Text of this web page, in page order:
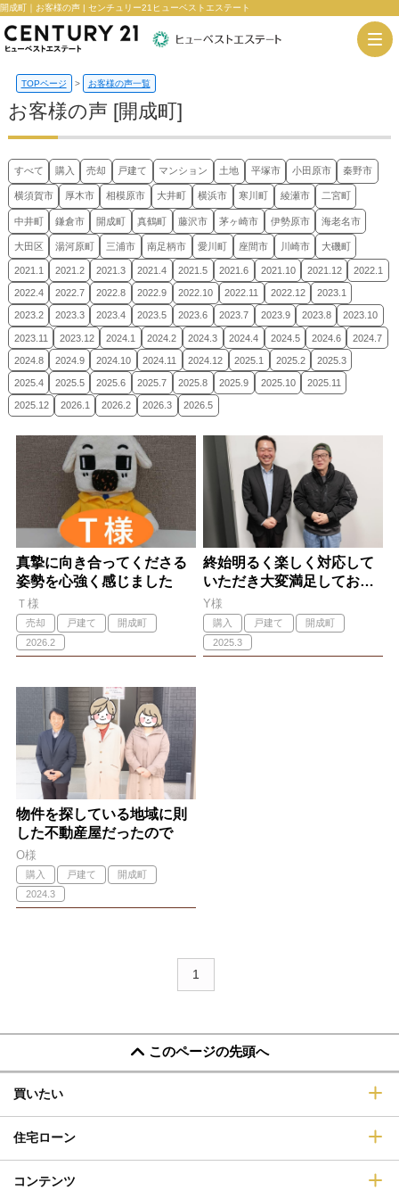
開成町｜お客様の声 | センチュリー21ヒューベストエステート
TOPページ > お客様の声一覧
お客様の声 [開成町]
すべて 購入 売却 戸建て マンション 土地 平塚市 小田原市 秦野市
横須賀市 厚木市 相模原市 大井町 横浜市 寒川町 綾瀬市 二宮町
中井町 鎌倉市 開成町 真鶴町 藤沢市 茅ヶ崎市 伊勢原市 海老名市
大田区 湯河原町 三浦市 南足柄市 愛川町 座間市 川崎市 大磯町
2021.1 2021.2 2021.3 2021.4 2021.5 2021.6 2021.10 2021.12 2022.1
2022.4 2022.7 2022.8 2022.9 2022.10 2022.11 2022.12 2023.1
2023.2 2023.3 2023.4 2023.5 2023.6 2023.7 2023.9 2023.8 2023.10
2023.11 2023.12 2024.1 2024.2 2024.3 2024.4 2024.5 2024.6 2024.7
2024.8 2024.9 2024.10 2024.11 2024.12 2025.1 2025.2 2025.3
2025.4 2025.5 2025.6 2025.7 2025.8 2025.9 2025.10 2025.11
2025.12 2026.1 2026.2 2026.3 2026.5
真摯に向き合ってくださる
姿勢を心強く感じました
Ｔ様
売却 戸建て
開成町
2026.2
終始明るく楽しく対応して
いただき大変満足しており
ます
Y様
購入 戸建て
開成町
2025.3
物件を探している地域に則
した不動産屋だったので
O様
購入 戸建て
開成町
2024.3
1
このページの先頭へ
買いたい
住宅ローン
コンテンツ